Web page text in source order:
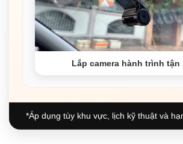
Lắp camera hành trình tận
*Áp dụng tùy khu vực, lịch kỹ thuật và